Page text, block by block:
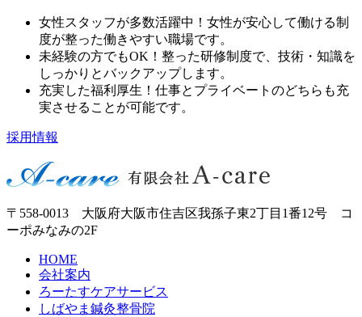
女性スタッフが多数活躍中！女性が安心して働ける制
度が整った働きやすい職場です。
未経験の方でもOK！整った研修制度で、技術・知識を
しっかりとバックアップします。
充実した福利厚生！仕事とプライベートのどちらも充
実させることが可能です。
採用情報
〒558-0013 大阪府大阪市住吉区我孫子東2丁目1番12号 コ
ーポみなみの2F
HOME
会社案内
ろーたすケアサービス
しばやま鍼灸整骨院